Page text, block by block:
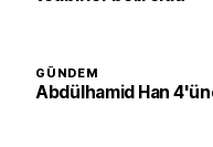
GÜNDEM
Abdülhamid Han